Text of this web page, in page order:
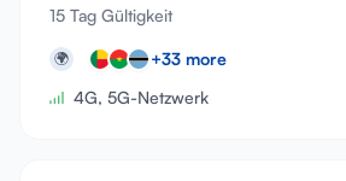
15 Tag Gültigkeit
🌍 +33 more
4G, 5G-Netzwerk